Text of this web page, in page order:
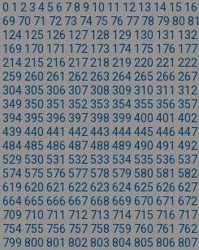
0 1 2 3 4 5 6 78 9 10 11 12 13 14 15 16
69 70 71 72 73 74 75 76 77 78 79 80 81
124 125 126 127 128 129 130 131 132
169 170 171 172 173 174 175 176 177
214 215 216 217 218 219 220 221 222
259 260 261 262 263 264 265 266 267
304 305 306 307 308 309 310 311 312
349 350 351 352 353 354 355 356 357
394 395 396 397 398 399 400 401 402
439 440 441 442 443 444445 446 447
484485 486 487488 489 490 491 492
529 530 531 532 533 534 535 536 537
574 575 576 577 578 579 580 581 582
619 620 621 622 623 624625 626 627
664665 666 667668 669 670 671 672
709 710 711 712 713 714 715 716 717
754 755 756 757 758 759 760 761 762
799 800 801 802 803 804805 806 807